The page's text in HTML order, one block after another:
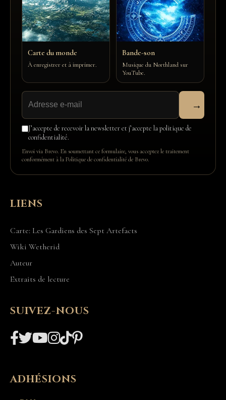
Carte du monde
À enregistrer et à imprimer.
Bande-son
Musique du Northland sur
YouTube.
→
J’accepte de recevoir la newsletter et j’accepte la politique de
confidentialité.
Envoi via Brevo. En soumettant ce formulaire, vous acceptez le traitement
conformément à laPolitique de confidentialité de Brevo.
LIENS
Carte: Les Gardiens des Sept Artefacts
Wiki Wetherid
Auteur
Extraits de lecture
SUIVEZ-NOUS
ADHÉSIONS